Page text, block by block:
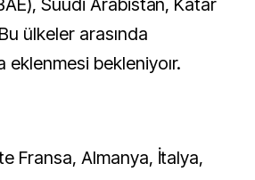
Suudi Arabistan, Katar
ülkeler arasında
eklenmesi bekleniyoır.
Fransa, Almanya, İtalya,